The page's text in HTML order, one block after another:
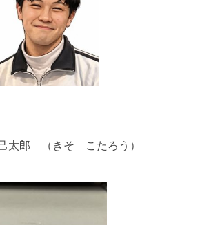
郎 （きそ こたろう）